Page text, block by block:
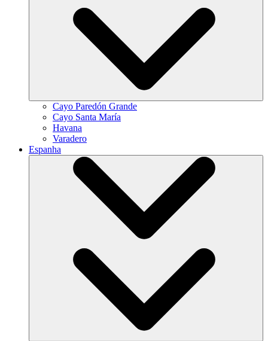
Cayo Paredón Grande
Cayo Santa María
Havana
Varadero
Espanha